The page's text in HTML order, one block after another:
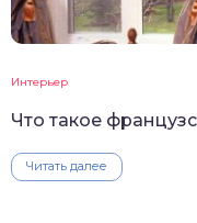
Интерьер
Что такое
Читать далее